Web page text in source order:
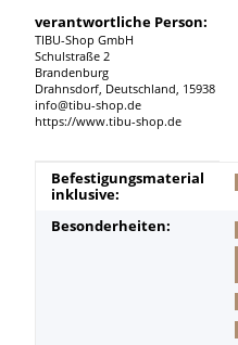
verantwortliche Person:
TIBU-Shop GmbH
Schulstraße 2
Brandenburg
Drahnsdorf, Deutschland, 15938
info@tibu-shop.de
https://www.tibu-shop.de
Produkteigenschaft
Wert
Befestigungsmaterial
inklusive:
Besonderheiten: